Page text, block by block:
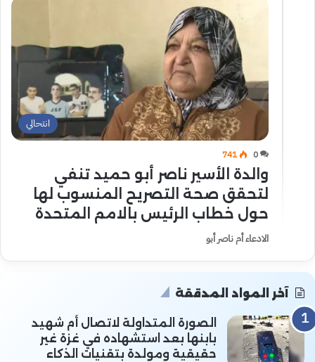
انتحالي
0
741
والدة الأسير ناصر أبو حميد تنفي
لتحقق صحة التصريح المنسوب لها
حول خطاب الرئيس بالامم المتحدة
الادعاء أم ناصر أبو
آخر المواد المدققة
الصورة المتداولة لاتصال أم شهيد
بابنها بعد استشهاده في غزة غير
حقيقية ومولدة بتقنيات الذكاء